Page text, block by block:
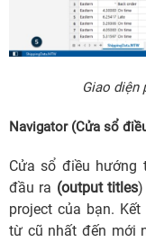
Giao diện
Navigator (Cửa sổ
Cửa sổ điều hướng
đầu ra (output titles)
project của bạn.
từ cũ nhất đến mới